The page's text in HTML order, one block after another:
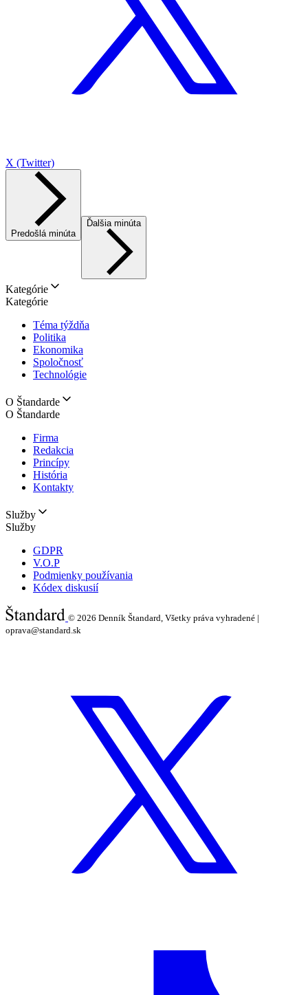
X (Twitter)
Predošlá minúta
Ďalšia minúta
Kategórie
Kategórie
Téma týždňa
Politika
Ekonomika
Spoločnosť
Technológie
O Štandarde
O Štandarde
Firma
Redakcia
Princípy
História
Kontakty
Služby
Služby
GDPR
V.O.P
Podmienky používania
Kódex diskusií
© 2026 Denník Štandard, Všetky práva vyhradené |
oprava@standard.sk